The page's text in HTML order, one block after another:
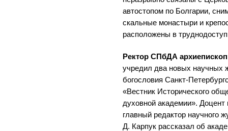
автостопом по Болгарии,
скальные монастыри и
расположены в
Ректор СПбДА
учредил два новых научных
богословия Санкт-
«Вестник Исторического
духовной академии».
главный редактор научного
Д. Карпук рассказал об